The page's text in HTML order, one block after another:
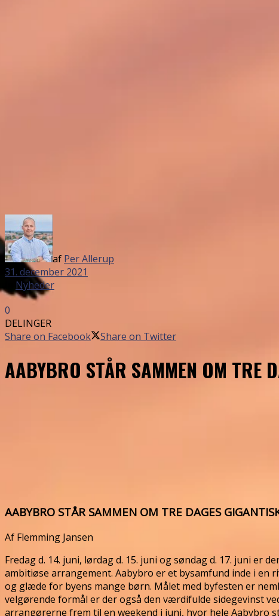
af Per Allerup
31. december 2021
Nyheder
0
DELINGER
Share on Facebook
Share on Twitter
AABYBRO STÅR SAMMEN OM TRE
AABYBRO STÅR SAMMEN OM TRE DAGES
Af Flemming Jansen
Fredag d. 14. juni, lørdag d. 15. juni og søndag d. 17. juni
ambitiøse arrangement. Aabybro er et bysamfund inde i en
og glæde for byens mange børn. Målet med byfesten er
velgørende formål er der også den værdifulde sidegevinst
arrangørerne frem til en weekend i juni, hvor hele Aabybro